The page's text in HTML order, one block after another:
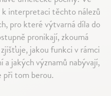
k interpretaci těchto nálezů
pro které výtvarná díla do
pronikají, zkoumá
jakou funkci v rámci
a jakých významů nabývají,
při tom berou.